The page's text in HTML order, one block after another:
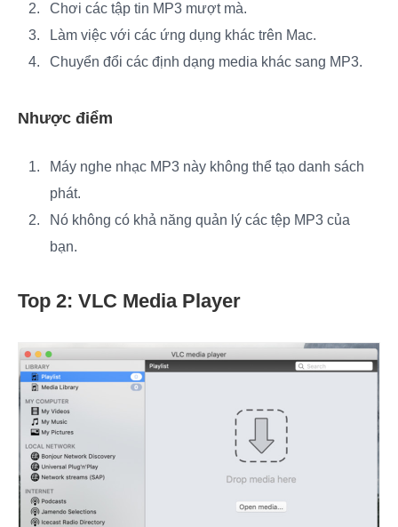
Chơi các tập tin MP3 mượt mà.
Làm việc với các ứng dụng khác trên Mac.
Chuyển đổi các định dạng media khác sang MP3.
Nhược điểm
Máy nghe nhạc MP3 này không thể tạo danh sách
phát.
Nó không có khả năng quản lý các tệp MP3 của
bạn.
Top 2: VLC Media Player